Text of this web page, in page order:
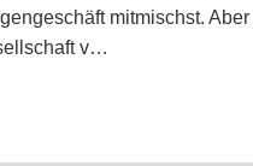
mitmischst.
v…